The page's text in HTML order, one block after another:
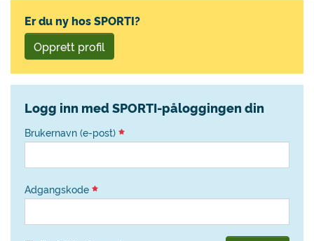
Er du ny hos SPORTI?
Opprett profil
Logg inn med SPORTI-påloggingen din
Brukernavn (e-post)
Adgangskode